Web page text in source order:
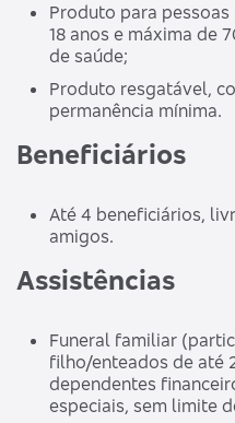
Produto para
18 anos e máxima de
de saúde;
Produto resgatável,
permanência mínima.
Beneficiários
Até 4 beneficiários,
amigos.
Assistências
Funeral familiar
filho/enteados de até
dependentes
especiais, sem limite